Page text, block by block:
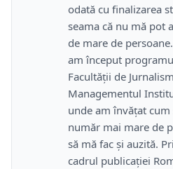
odată cu finalizarea
seama că nu mă pot
de mare de
am început
Facultății de
Managementul
unde am învățat
număr mai mare de
să mă fac și auzită.
cadrul publicației